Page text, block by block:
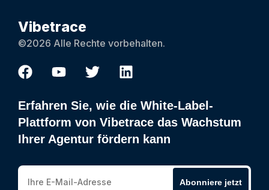
Vibetrace
©2026 Alle Rechte vorbehalten.
Erfahren Sie, wie die White-Label-
Plattform von Vibetrace das Wachstum
Ihrer Agentur fördern kann
Abonniere jetzt